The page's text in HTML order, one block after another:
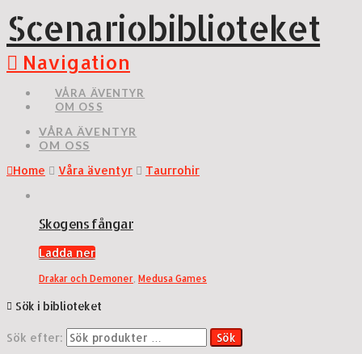
Scenariobiblioteket
Navigation
VÅRA ÄVENTYR
OM OSS
VÅRA ÄVENTYR
OM OSS
Home
Våra äventyr Taurrohir
Skogens fångar
Ladda ner
Drakar och Demoner Medusa Games
Sök i biblioteket
Sök efter: Sök